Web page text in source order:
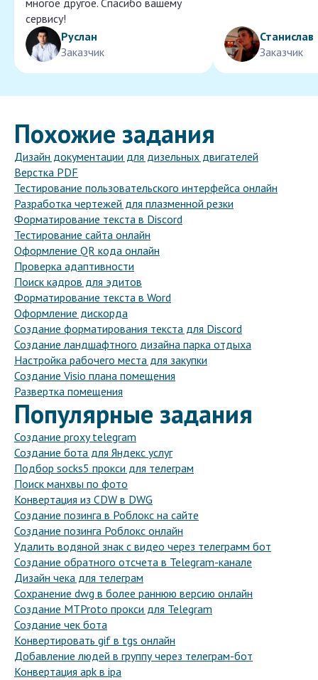
многое другое. Спасибо вашему
сервису!
Руслан
Заказчик
Станислав
Заказчик
Похожие задания
Дизайн документации для дизельных двигателей
Верстка PDF
Тестирование пользовательского интерфейса онлайн
Разработка чертежей для плазменной резки
Форматирование текста в Discord
Тестирование сайта онлайн
Оформление QR кода онлайн
Проверка адаптивности
Поиск кадров для эдитов
Форматирование текста в Word
Оформление дискорда
Создание форматирования текста для Discord
Создание ландшафтного дизайна парка отдыха
Настройка рабочего места для закупки
Создание Visio плана помещения
Развертка помещения
Популярные задания
Создание proxy telegram
Создание бота для Яндекс услуг
Подбор socks5 прокси для телеграм
Поиск манхвы по фото
Конвертация из CDW в DWG
Создание позинга в Роблокс на сайте
Создание позинга Роблокс онлайн
Удалить водяной знак с видео через телеграмм бот
Создание обратного отсчета в Telegram-канале
Дизайн чека для телеграм
Сохранение dwg в более раннюю версию онлайн
Создание MTProto прокси для Telegram
Создание чек бота
Конвертировать gif в tgs онлайн
Добавление людей в группу через телеграм-бот
Конвертация apk в ipa